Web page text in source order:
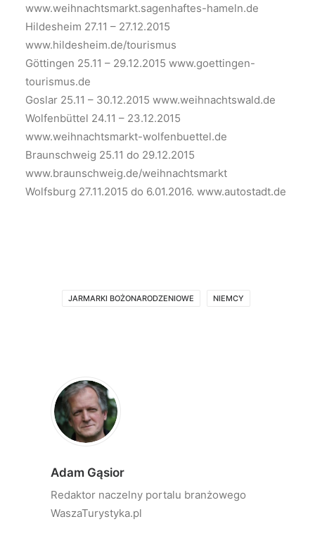
www.weihnachtsmarkt.sagenhaftes-hameln.de
Hildesheim 27.11 – 27.12.2015
www.hildesheim.de/tourismus
Göttingen 25.11 – 29.12.2015 www.goettingen-
tourismus.de
Goslar 25.11 – 30.12.2015 www.weihnachtswald.de
Wolfenbüttel 24.11 – 23.12.2015
www.weihnachtsmarkt-wolfenbuettel.de
Braunschweig 25.11 do 29.12.2015
www.braunschweig.de/weihnachtsmarkt
Wolfsburg 27.11.2015 do 6.01.2016. www.autostadt.de
JARMARKI BOŻONARODZENIOWE NIEMCY
Adam Gąsior
Redaktor naczelny portalu branżowego
WaszaTurystyka.pl